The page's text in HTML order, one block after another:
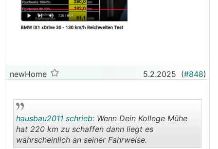
newHome 5.2.2025 (#848)
hausbau2011 schrieb: Wenn Dein Kollege Mühe
hat 220 km zu schaffen dann liegt es
wahrscheinlich an seiner Fahrweise.